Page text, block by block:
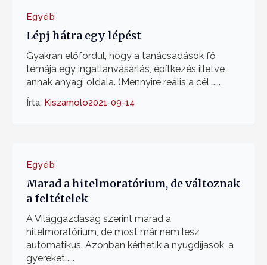
Egyéb
Lépj hátra egy lépést
Gyakran előfordul, hogy a tanácsadások fő
témája egy ingatlanvásárlás, építkezés illetve
annak anyagi oldala. (Mennyire reális a cél,…...
Írta: Kiszamolo2021-09-14
Egyéb
Marad a hitelmoratórium, de változnak
a feltételek
A Világgazdaság szerint marad a
hitelmoratórium, de most már nem lesz
automatikus. Azonban kérhetik a nyugdíjasok, a
gyereket…...